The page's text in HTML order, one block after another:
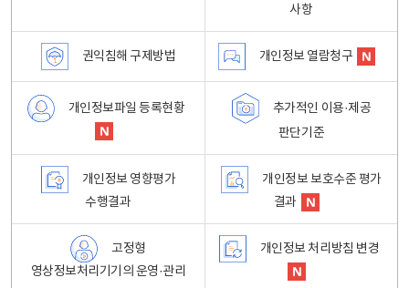
사항
권익침해 구제방법 개인정보 열람청구
개인정보파일 등록현황
추가적인 이용·제공
판단기준
개인정보 영향평가
수행결과
개인정보 보호수준 평가
결과
고정형
영상정보처리기기의 운영·관리
개인정보 처리방침 변경